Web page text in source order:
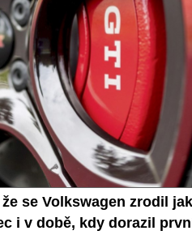
se Volkswagen zrodil
i v době, kdy dorazil